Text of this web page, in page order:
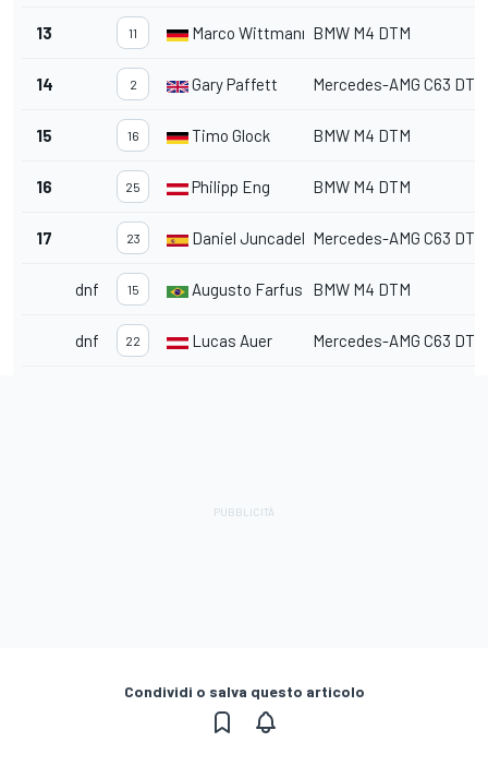
13 11 Marco Wittmann BMW M4 DTM
14 2 Gary Paffett Mercedes-AMG C63 DTM
15 16 Timo Glock BMW M4 DTM
16 25 Philipp Eng BMW M4 DTM
17 23 Daniel JuncadellaMercedes-AMG C63 DTM
dnf 15 Augusto Farfus BMW M4 DTM
dnf 22 Lucas Auer Mercedes-AMG C63 DTM
Condividi o salva questo articolo